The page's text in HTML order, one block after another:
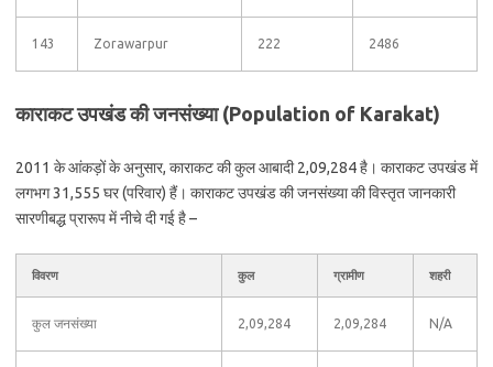
143 Zorawarpur 222 2486
काराकट उपखंड की जनसंख्या (Population of Karakat)
2011 के आंकड़ों के अनुसार, काराकट की कुल आबादी 2,09,284 है। काराकट उपखंड में
लगभग 31,555 घर (परिवार) हैं। काराकट उपखंड की जनसंख्या की विस्तृत जानकारी
सारणीबद्ध प्रारूप में नीचे दी गई है –
विवरण कुल ग्रामीण शहरी
कुल जनसंख्या 2,09,284 2,09,284 N/A